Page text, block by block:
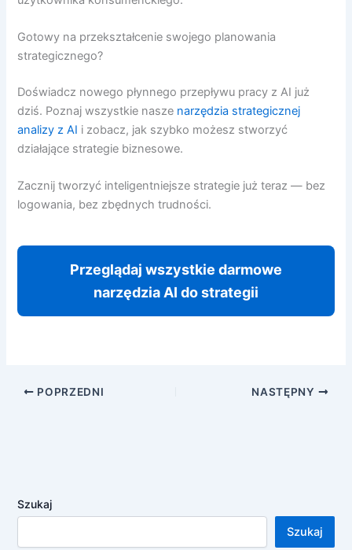
Gotowy na przekształcenie swojego planowania
strategicznego?
Doświadcz nowego płynnego przepływu pracy z AI już
dziś. Poznaj wszystkie nasze narzędzia strategicznej
analizy z AI i zobacz, jak szybko możesz stworzyć
działające strategie biznesowe.
Zacznij tworzyć inteligentniejsze strategie już teraz — bez
logowania, bez zbędnych trudności.
Przeglądaj wszystkie darmowe
narzędzia AI do strategii
POPRZEDNI NASTĘPNY
Szukaj
Szukaj